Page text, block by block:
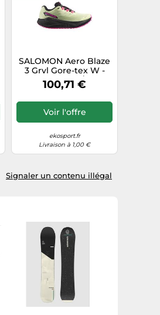
SALOMON Aero Blaze
3 Grvl Gore-tex W -
Femme - Vert / Noir -
taille 40- modèle 2026
100,71 €
Voir l'offre
ekosport.fr
Livraison à 1,00 €
Signaler un contenu illégal